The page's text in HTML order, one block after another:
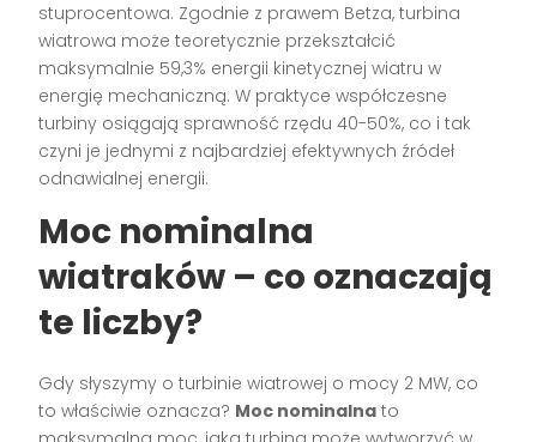
stuprocentowa. Zgodnie z prawem Betza, turbina
wiatrowa może teoretycznie przekształcić
maksymalnie 59,3% energii kinetycznej wiatru w
energię mechaniczną. W praktyce współczesne
turbiny osiągają sprawność rzędu 40-50%, co i tak
czyni je jednymi z najbardziej efektywnych źródeł
odnawialnej energii.
Moc nominalna
wiatraków – co oznaczają
te liczby?
Gdy słyszymy o turbinie wiatrowej o mocy 2 MW, co
to właściwie oznacza? Moc nominalna to